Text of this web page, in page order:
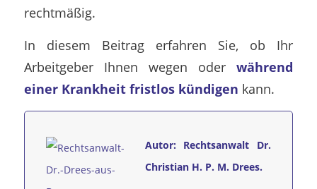
rechtmäßig.
In diesem Beitrag erfahren Sie, ob Ihr
Arbeitgeber Ihnen wegen oderwährend
einer Krankheit fristlos kündigen kann.
Autor: Rechtsanwalt Dr.
Christian H. P. M. Drees.